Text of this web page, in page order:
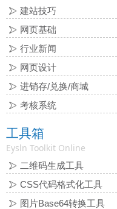
建站技巧
网页基础
行业新闻
网页设计
进销存/兑换/商城
考核系统
工具箱
Eysln Toolkit Online
二维码生成工具
CSS代码格式化工具
图片Base64转换工具